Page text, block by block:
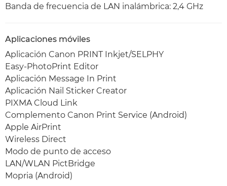
Banda de frecuencia de LAN inalámbrica: 2,4 GHz
Aplicaciones móviles
Aplicación Canon PRINT Inkjet/SELPHY
Easy-PhotoPrint Editor
Aplicación Message In Print
Aplicación Nail Sticker Creator
PIXMA Cloud Link
Complemento Canon Print Service (Android)
Apple AirPrint
Wireless Direct
Modo de punto de acceso
LAN/WLAN PictBridge
Mopria (Android)